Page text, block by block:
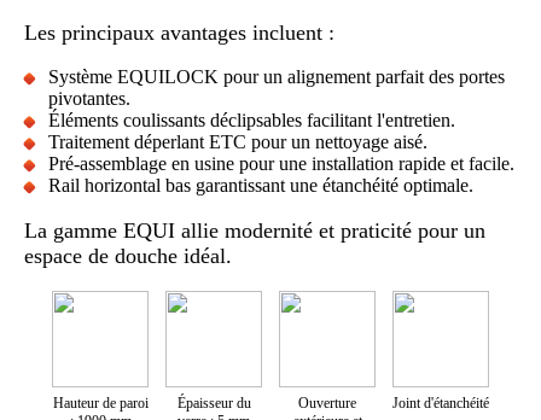
Les principaux avantages incluent :
Système EQUILOCK pour un alignement parfait des portes
pivotantes.
Éléments coulissants déclipsables facilitant l'entretien.
Traitement déperlant ETC pour un nettoyage aisé.
Pré-assemblage en usine pour une installation rapide et facile.
Rail horizontal bas garantissant une étanchéité optimale.
La gamme EQUI allie modernité et praticité pour un
espace de douche idéal.
Hauteur de paroi
Épaisseur du
Ouverture
Joint d'étanchéité